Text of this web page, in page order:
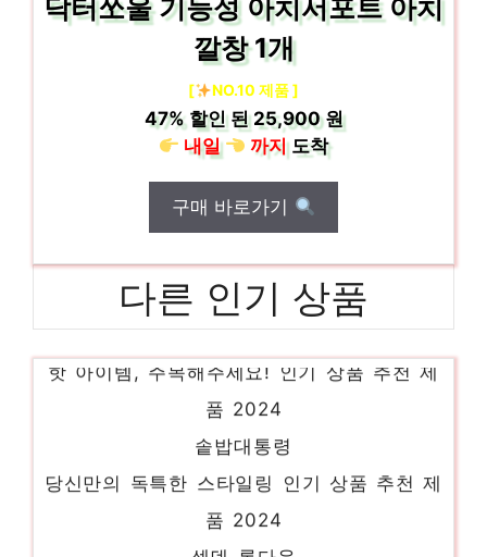
닥터쏘울 기능성 아치서포트 아치
깔창 1개
[ NO.10 제품 ]
47%할인 된25,900 원
내일
까지도착
구매 바로가기
다른 인기 상품
스텐리 텀블러 591포그
핫 아이템, 주목해주세요! 인기 상품 추천 제